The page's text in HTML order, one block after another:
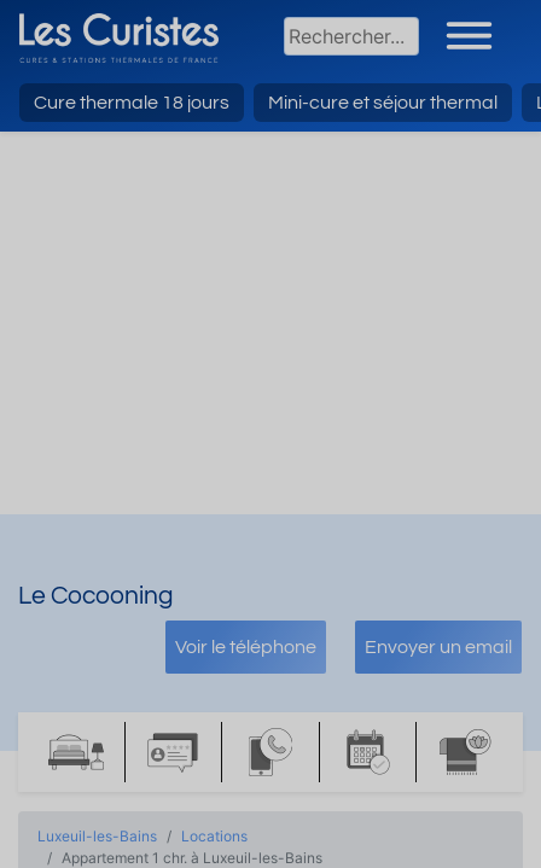
Cure thermale 18 jours Mini-cure et séjour thermal
Le Cocooning
Voir le téléphone Envoyer un email
Luxeuil-les-Bains
Locations
Appartement 1 chr. à Luxeuil-les-Bains